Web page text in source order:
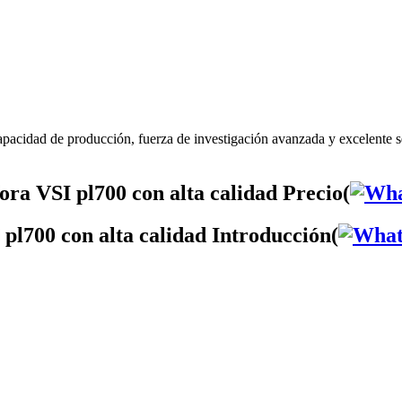
de producción, fuerza de investigación avanzada y
VSI pl700 con alta calidad Precio(
con alta calidad Introducción(